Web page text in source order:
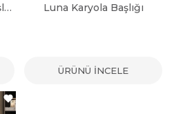
Mario 160'lık Karyola Başlığı Luna Karyola Başlığı
ÜRÜNÜ İNCELE